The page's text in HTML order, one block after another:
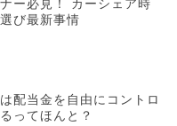
ー必見！ カーシェア時
び最新事情
配当金を自由にコントロ
ってほんと？